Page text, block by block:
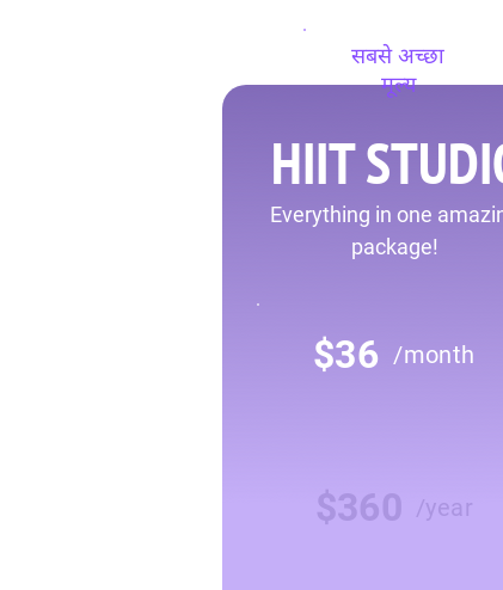
HIIT
Everything in one
package!
$36 /month
$360 /year
सबसे अच्छा
मूल्य